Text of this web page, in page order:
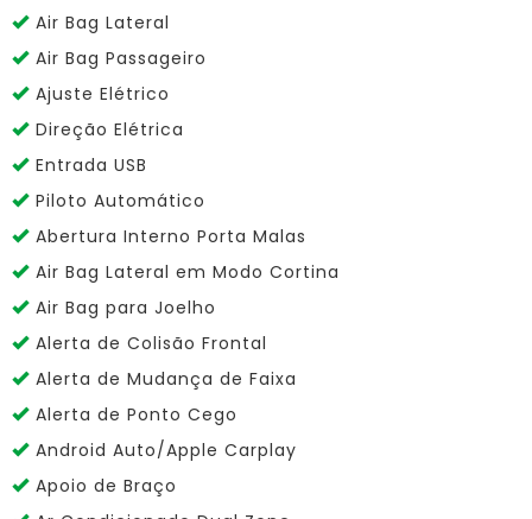
Air Bag Lateral
Air Bag Passageiro
Ajuste Elétrico
Direção Elétrica
Entrada USB
Piloto Automático
Abertura Interno Porta Malas
Air Bag Lateral em Modo Cortina
Air Bag para Joelho
Alerta de Colisão Frontal
Alerta de Mudança de Faixa
Alerta de Ponto Cego
Android Auto/Apple Carplay
Apoio de Braço